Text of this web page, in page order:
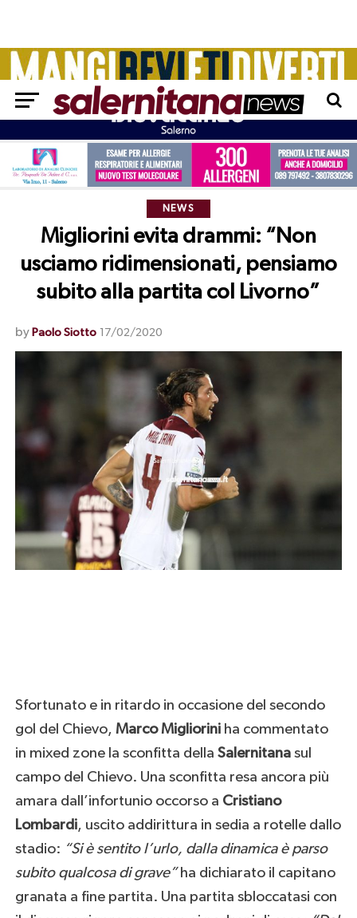
NEWS
Migliorini evita drammi: “Non
usciamo ridimensionati, pensiamo
subito alla partita col Livorno”
by Paolo Siotto 17/02/2020
Sfortunato e in ritardo in occasione del secondo
gol del Chievo, Marco Migliorini ha commentato
in mixed zone la sconfitta della Salernitana sul
campo del Chievo. Una sconfitta resa ancora più
amara dall’infortunio occorso a Cristiano
Lombardi, uscito addirittura in sedia a rotelle dallo
stadio: “Si è sentito l’urlo, dalla dinamica è parso
subito qualcosa di grave”ha dichiarato il capitano
granata a fine partita. Una partita sbloccatasi con